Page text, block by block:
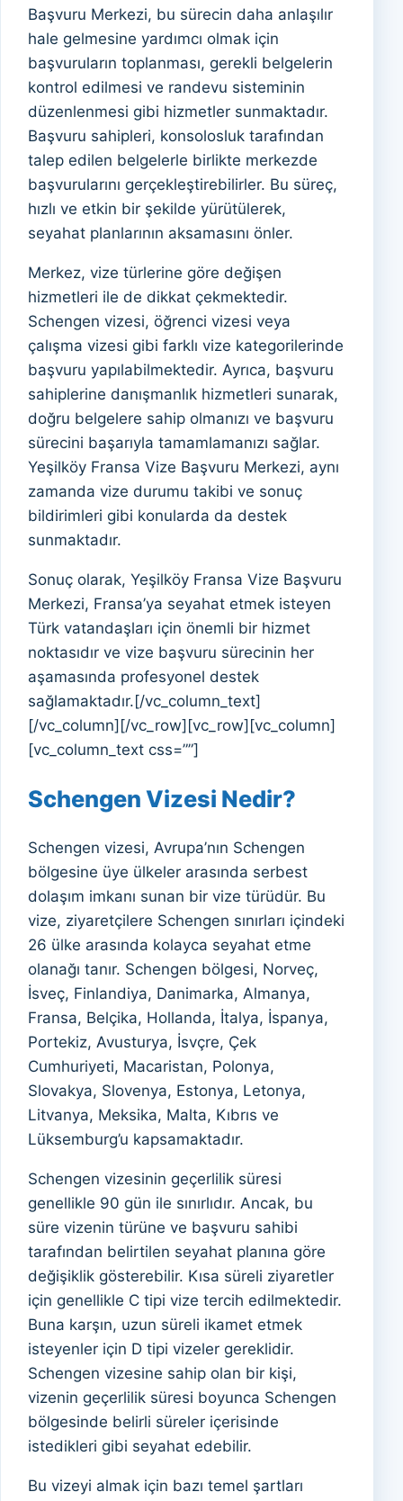
Başvuru Merkezi, bu sürecin daha anlaşılır
hale gelmesine yardımcı olmak için
başvuruların toplanması, gerekli belgelerin
kontrol edilmesi ve randevu sisteminin
düzenlenmesi gibi hizmetler sunmaktadır.
Başvuru sahipleri, konsolosluk tarafından
talep edilen belgelerle birlikte merkezde
başvurularını gerçekleştirebilirler. Bu süreç,
hızlı ve etkin bir şekilde yürütülerek,
seyahat planlarının aksamasını önler.
Merkez, vize türlerine göre değişen
hizmetleri ile de dikkat çekmektedir.
Schengen vizesi, öğrenci vizesi veya
çalışma vizesi gibi farklı vize kategorilerinde
başvuru yapılabilmektedir. Ayrıca, başvuru
sahiplerine danışmanlık hizmetleri sunarak,
doğru belgelere sahip olmanızı ve başvuru
sürecini başarıyla tamamlamanızı sağlar.
Yeşilköy Fransa Vize Başvuru Merkezi, aynı
zamanda vize durumu takibi ve sonuç
bildirimleri gibi konularda da destek
sunmaktadır.
Sonuç olarak, Yeşilköy Fransa Vize Başvuru
Merkezi, Fransa’ya seyahat etmek isteyen
Türk vatandaşları için önemli bir hizmet
noktasıdır ve vize başvuru sürecinin her
aşamasında profesyonel destek
sağlamaktadır.[/vc_column_text]
[/vc_column][/vc_row][vc_row][vc_column]
[vc_column_text css=””]
Schengen Vizesi Nedir?
Schengen vizesi, Avrupa’nın Schengen
bölgesine üye ülkeler arasında serbest
dolaşım imkanı sunan bir vize türüdür. Bu
vize, ziyaretçilere Schengen sınırları içindeki
26 ülke arasında kolayca seyahat etme
olanağı tanır. Schengen bölgesi, Norveç,
İsveç, Finlandiya, Danimarka, Almanya,
Fransa, Belçika, Hollanda, İtalya, İspanya,
Portekiz, Avusturya, İsvçre, Çek
Cumhuriyeti, Macaristan, Polonya,
Slovakya, Slovenya, Estonya, Letonya,
Litvanya, Meksika, Malta, Kıbrıs ve
Lüksemburg’u kapsamaktadır.
Schengen vizesinin geçerlilik süresi
genellikle 90 gün ile sınırlıdır. Ancak, bu
süre vizenin türüne ve başvuru sahibi
tarafından belirtilen seyahat planına göre
değişiklik gösterebilir. Kısa süreli ziyaretler
için genellikle C tipi vize tercih edilmektedir.
Buna karşın, uzun süreli ikamet etmek
isteyenler için D tipi vizeler gereklidir.
Schengen vizesine sahip olan bir kişi,
vizenin geçerlilik süresi boyunca Schengen
bölgesinde belirli süreler içerisinde
istedikleri gibi seyahat edebilir.
Bu vizeyi almak için bazı temel şartları